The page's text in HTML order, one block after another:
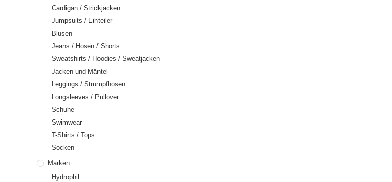
Cardigan / Strickjacken
Jumpsuits / Einteiler
Blusen
Jeans / Hosen / Shorts
Sweatshirts / Hoodies / Sweatjacken
Jacken und Mäntel
Leggings / Strumpfhosen
Longsleeves / Pullover
Schuhe
Swimwear
T-Shirts / Tops
Socken
Marken
Hydrophil